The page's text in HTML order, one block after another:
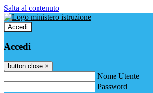
Salta al contenuto
Accedi
Accedi
button close ×
Nome Utente
Password